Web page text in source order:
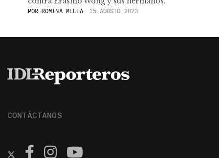
POR ROMINA MELLA 15 AGOSTO 2023
CONTÁCTANOS